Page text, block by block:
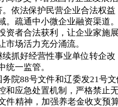
法保护民营企业合法权益
。疏通中小微企业融资渠道
资者合法获利，让企业家施
场活力充分涌流。
抓好经营性事业单位转企改
统一监管。
院88号文件和辽委发21号
和应急处置机制，严格禁止
件精神，加强养老金收支预